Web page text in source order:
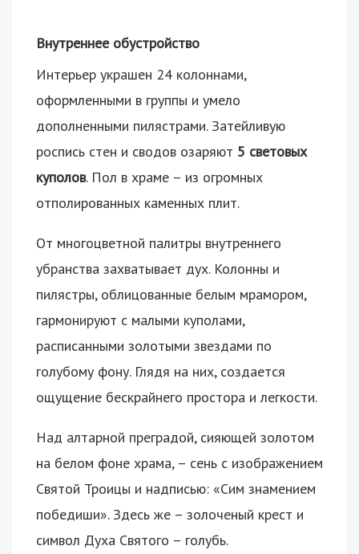
Внутреннее обустройство
Интерьер украшен 24 колоннами,
оформленными в группы и умело
дополненными пилястрами. Затейливую
роспись стен и сводов озаряют 5 световых
куполов. Пол в храме – из огромных
отполированных каменных плит.
От многоцветной палитры внутреннего
убранства захватывает дух. Колонны и
пилястры, облицованные белым мрамором,
гармонируют с малыми куполами,
расписанными золотыми звездами по
голубому фону. Глядя на них, создается
ощущение бескрайнего простора и легкости.
Над алтарной преградой, сияющей золотом
на белом фоне храма, – сень с изображением
Святой Троицы и надписью: «Сим знамением
победиши». Здесь же – золоченый крест и
символ Духа Святого – голубь.